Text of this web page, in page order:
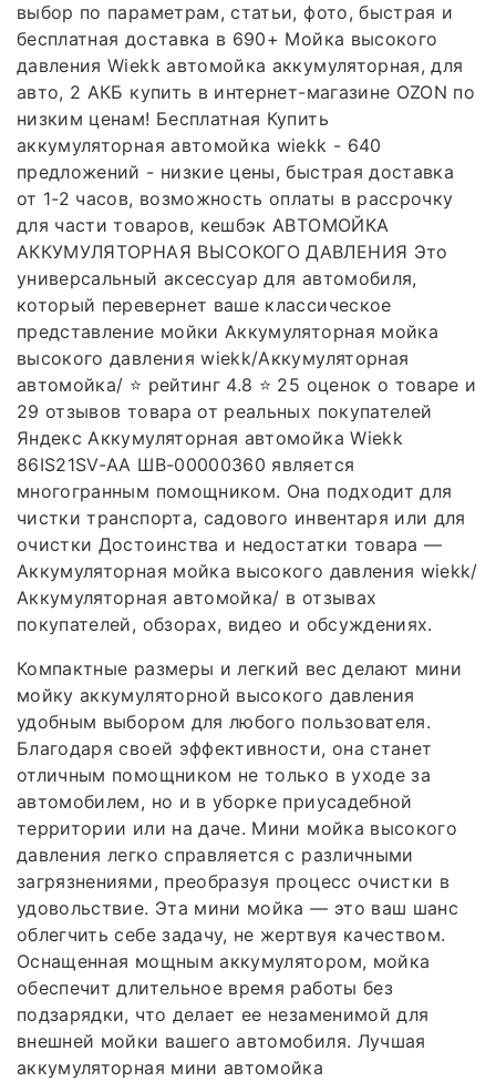
выбор по параметрам, статьи, фото, быстрая и
бесплатная доставка в 690+ Мойка высокого
давления Wiekk автомойка аккумуляторная, для
авто, 2 АКБ купить в интернет-магазине OZON по
низким ценам! Бесплатная Купить
аккумуляторная автомойка wiekk - 640
предложений - низкие цены, быстрая доставка
от 1-2 часов, возможность оплаты в рассрочку
для части товаров, кешбэк АВТОМОЙКА
АККУМУЛЯТОРНАЯ ВЫСОКОГО ДАВЛЕНИЯ Это
универсальный аксессуар для автомобиля,
который перевернет ваше классическое
представление мойки Аккумуляторная мойка
высокого давления wiekk/Аккумуляторная
автомойка/ ⭐️ рейтинг 4.8 ⭐️ 25 оценок о товаре и
29 отзывов товара от реальных покупателей
Яндекс Аккумуляторная автомойка Wiekk
86IS21SV-AA ШВ-00000360 является
многогранным помощником. Она подходит для
чистки транспорта, садового инвентаря или для
очистки Достоинства и недостатки товара —
Аккумуляторная мойка высокого давления wiekk/
Аккумуляторная автомойка/ в отзывах
покупателей, обзорах, видео и обсуждениях.
Компактные размеры и легкий вес делают мини
мойку аккумуляторной высокого давления
удобным выбором для любого пользователя.
Благодаря своей эффективности, она станет
отличным помощником не только в уходе за
автомобилем, но и в уборке приусадебной
территории или на даче. Мини мойка высокого
давления легко справляется с различными
загрязнениями, преобразуя процесс очистки в
удовольствие. Эта мини мойка — это ваш шанс
облегчить себе задачу, не жертвуя качеством.
Оснащенная мощным аккумулятором, мойка
обеспечит длительное время работы без
подзарядки, что делает ее незаменимой для
внешней мойки вашего автомобиля. Лучшая
аккумуляторная мини автомойка